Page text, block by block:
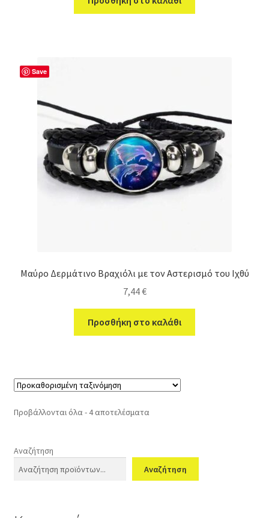
Save
Μαύρο Δερμάτινο Βραχιόλι με τον Αστερισμό του Ιχθύ
7,44€
Προσθήκη στο καλάθι
Προβάλλονται όλα - 4 αποτελέσματα
Αναζήτηση
Αναζήτηση